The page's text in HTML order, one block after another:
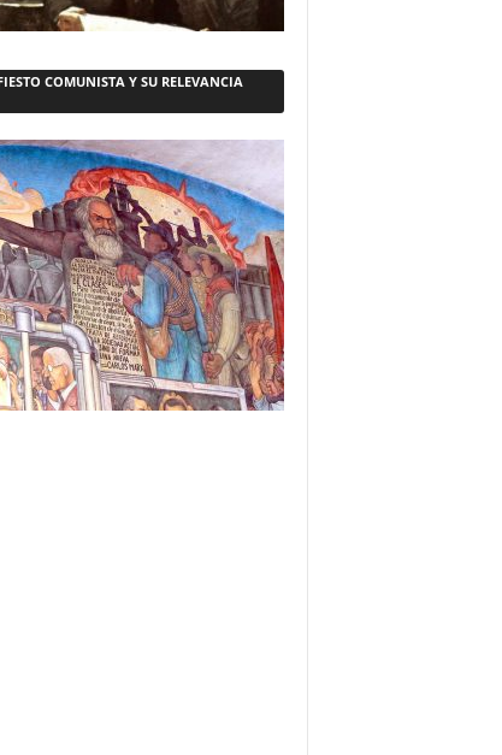
COMUNISTA Y SU RELEVANCIA